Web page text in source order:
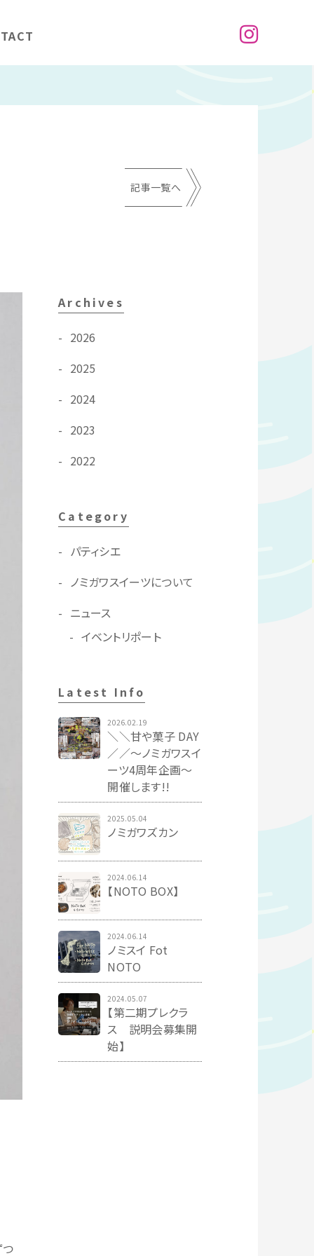
記事一覧へ
つ
Archives
2026
2025
2024
2023
2022
Category
パティシエ
ノミガワスイーツについて
ニュース
イベントリポート
Latest Info
2026.02.19
＼＼甘や菓子 DAY
／／〜ノミガワスイ
ーツ4周年企画〜
開催します!!
2025.05.04
ノミガワズカン
2024.06.14
【NOTO BOX】
2024.06.14
ノミスイ Fot
NOTO
2024.05.07
【第二期プレクラ
ス 説明会募集開
始】